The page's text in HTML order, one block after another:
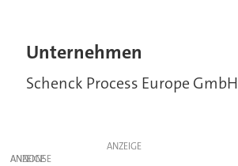
Unternehmen
Schenck Process Europe GmbH
ANZEIGE
ANZEIGE